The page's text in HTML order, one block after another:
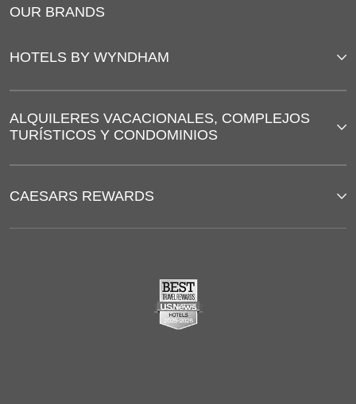
OUR BRANDS
HOTELS BY WYNDHAM
ALQUILERES VACACIONALES, COMPLEJOS
TURÍSTICOS Y CONDOMINIOS
CAESARS REWARDS